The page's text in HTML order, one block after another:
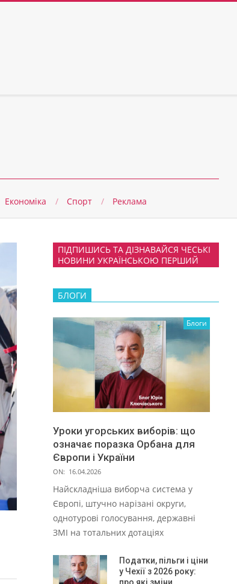
Економіка Спорт Реклама
ПІДПИШИСЬ ТА ДІЗНАВАЙСЯ ЧЕСЬКІ
НОВИНИ УКРАЇНСЬКОЮ ПЕРШИЙ
БЛОГИ
Блоги
Уроки угорських виборів: що
означає поразка Орбана для
Європи і України
ON: 16.04.2026
Найскладніша виборча система у
Європі, штучно нарізані округи,
однотурові голосування, державні
ЗМІ на тотальних дотаціях
Податки, пільги і ціни
у Чехії з 2026 року:
про які зміни